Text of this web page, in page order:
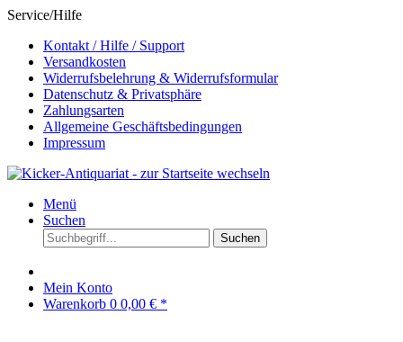
Service/Hilfe
Kontakt / Hilfe / Support
Versandkosten
Widerrufsbelehrung & Widerrufsformular
Datenschutz & Privatsphäre
Zahlungsarten
Allgemeine Geschäftsbedingungen
Impressum
Menü
Suchen
Suchen
Mein Konto
Warenkorb 0 0,00 € *